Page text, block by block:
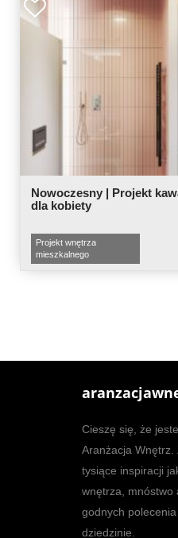
Nowoczesny | Projekt
dla kobiety
Projekt wnętrza
mieszkalnego
Cieszę się, że
Aranżacja Wnętrz.
tysiące inspiracji
wnętrza, mnóstwo
godnych
dziedzinie.